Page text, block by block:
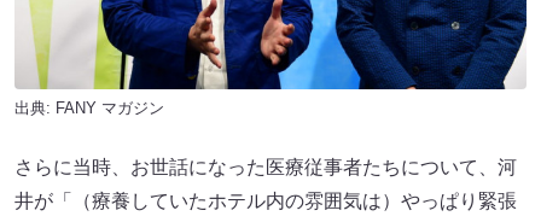
出典: FANY マガジン
さらに当時、お世話になった医療従事者たちについて、河
井が「（療養していたホテル内の雰囲気は）やっぱり緊張